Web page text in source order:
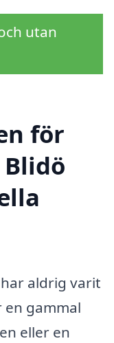
utan
för
aldrig varit
en gammal
eller en